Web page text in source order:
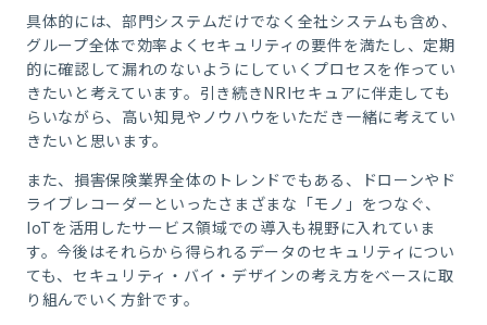
具体的には、部門システムだけでなく全社システムも含め、
グループ全体で効率よくセキュリティの要件を満たし、定期
的に確認して漏れのないようにしていくプロセスを作ってい
きたいと考えています。引き続きNRIセキュアに伴走しても
らいながら、高い知見やノウハウをいただき一緒に考えてい
きたいと思います。
また、損害保険業界全体のトレンドでもある、ドローンやド
ライブレコーダーといったさまざまな「モノ」をつなぐ、
IoTを活用したサービス領域での導入も視野に入れていま
す。今後はそれらから得られるデータのセキュリティについ
ても、セキュリティ・バイ・デザインの考え方をベースに取
り組んでいく方針です。